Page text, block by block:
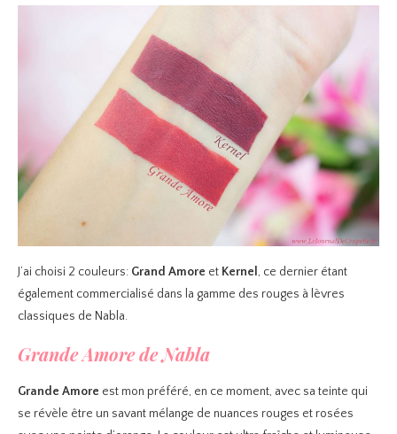
J’ai choisi 2 couleurs: Grand Amore et Kernel, ce dernier étant
également commercialisé dans la gamme des rouges à lèvres
classiques de Nabla.
Grande Amore de Nabla
Grande Amore est mon préféré, en ce moment, avec sa teinte qui
se révèle être un savant mélange de nuances rouges et rosées